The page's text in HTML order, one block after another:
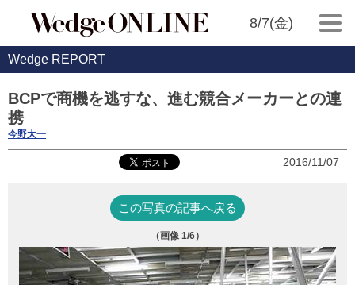
8/7(金)
Wedge REPORT
BCPで商機を逃すな、進む競合メーカーとの連
携
今野大一
2016/11/07
この写真の記事へ戻る
（画像 1/6）